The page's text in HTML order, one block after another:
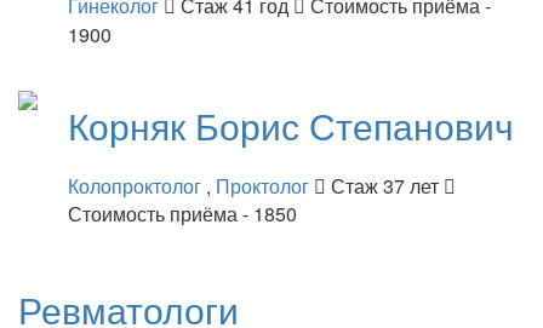
1900
Корняк Борис Степанович
Колопроктолог , Проктолог
Стаж 37 лет
Стоимость приёма - 1850
Ревматологи